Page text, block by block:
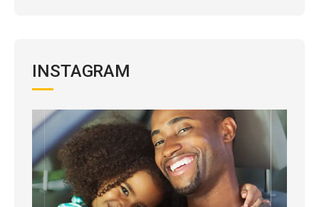
INSTAGRAM